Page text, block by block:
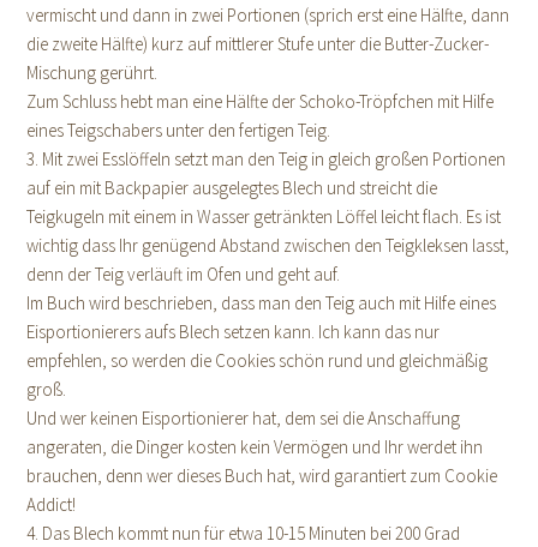
vermischt und dann in zwei Portionen (sprich erst eine Hälfte, dann
die zweite Hälfte) kurz auf mittlerer Stufe unter die Butter-Zucker-
Mischung gerührt.
Zum Schluss hebt man eine Hälfte der Schoko-Tröpfchen mit Hilfe
eines Teigschabers unter den fertigen Teig.
3. Mit zwei Esslöffeln setzt man den Teig in gleich großen Portionen
auf ein mit Backpapier ausgelegtes Blech und streicht die
Teigkugeln mit einem in Wasser getränkten Löffel leicht flach. Es ist
wichtig dass Ihr genügend Abstand zwischen den Teigkleksen lasst,
denn der Teig verläuft im Ofen und geht auf.
Im Buch wird beschrieben, dass man den Teig auch mit Hilfe eines
Eisportionierers aufs Blech setzen kann. Ich kann das nur
empfehlen, so werden die Cookies schön rund und gleichmäßig
groß.
Und wer keinen Eisportionierer hat, dem sei die Anschaffung
angeraten, die Dinger kosten kein Vermögen und Ihr werdet ihn
brauchen, denn wer dieses Buch hat, wird garantiert zum Cookie
Addict!
4. Das Blech kommt nun für etwa 10-15 Minuten bei 200 Grad